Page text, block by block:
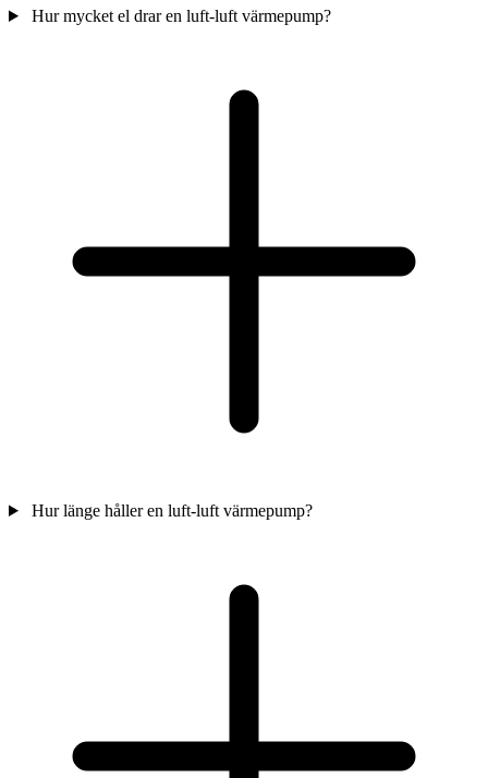
Hur mycket el drar en luft-luft värmepump?
Hur länge håller en luft-luft värmepump?